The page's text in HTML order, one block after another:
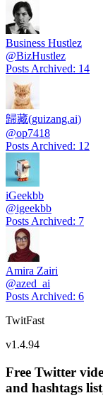
Business Hustlez
@BizHustlez
Posts Archived: 14
歸藏(guizang.ai)
@op7418
Posts Archived: 12
iGeekbb
@igeekbb
Posts Archived: 7
Amira Zairi
@azed_ai
Posts Archived: 6
TwitFast
v1.4.94
Free Twitter
and hashtags